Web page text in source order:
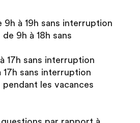
9h à 19h sans interruption
9h à 18h sans
17h sans interruption
17h sans interruption
les vacances